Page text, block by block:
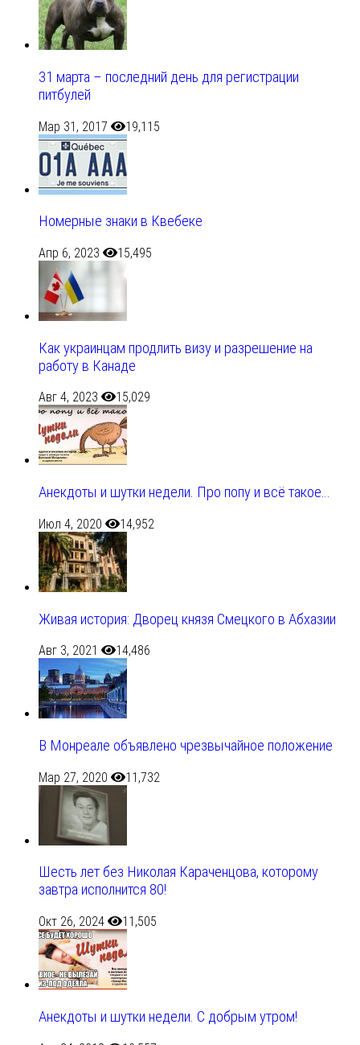
31 марта – последний день для регистрации
питбулей
Мар 31, 2017 19,115
Номерные знаки в Квебеке
Апр 6, 2023 15,495
Как украинцам продлить визу и разрешение на
работу в Канаде
Авг 4, 2023 15,029
Анекдоты и шутки недели. Про попу и всё такое…
Июл 4, 2020 14,952
Живая история: Дворец князя Смецкого в Абхазии
Авг 3, 2021 14,486
В Монреале объявлено чрезвычайное положение
Мар 27, 2020 11,732
Шесть лет без Николая Караченцова, которому
завтра исполнится 80!
Окт 26, 2024 11,505
Анекдоты и шутки недели. С добрым утром!